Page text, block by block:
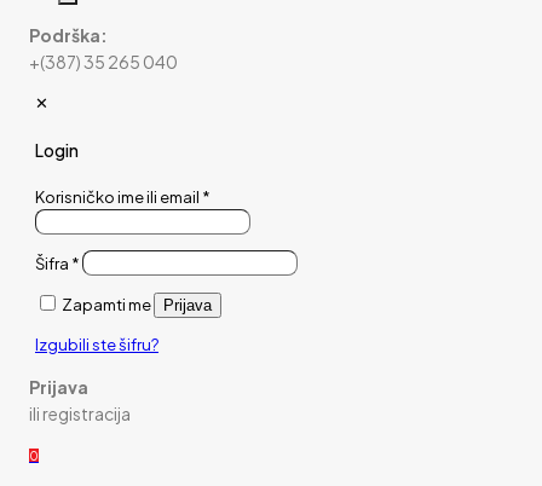
Podrška:
+(387) 35 265 040
✕
Login
Korisničko ime ili email *
Šifra *
Zapamti me Prijava
Izgubili ste šifru?
Prijava
ili registracija
0